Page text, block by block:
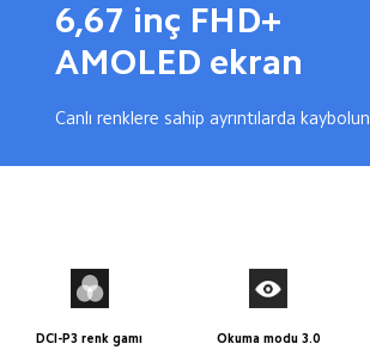
6,67 inç FHD+
AMOLED ekran
Canlı renklere sahip ayrıntılarda kaybolun
DCI-P3 renk gamı Okuma modu 3.0